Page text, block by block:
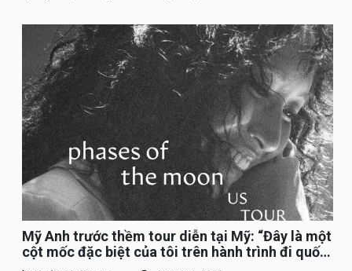
Mỹ Anh trước thềm tour diễn tại Mỹ: “Đây là một
cột mốc đặc biệt của tôi trên hành trình đi quốc
tế”